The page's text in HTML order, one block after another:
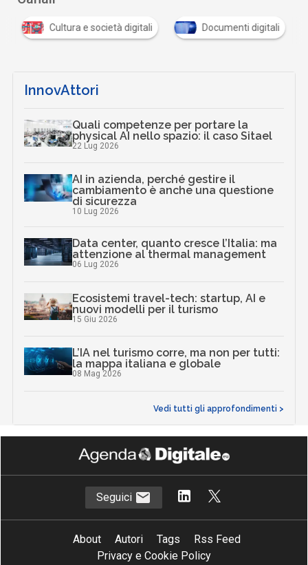
Cultura e società digitali Documenti digitali
InnovAttori
Quali competenze per portare la
physical AI nello spazio: il caso Sitael
22 Lug 2026
AI in azienda, perché gestire il
cambiamento è anche una questione
di sicurezza
10 Lug 2026
Data center, quanto cresce l’Italia: ma
attenzione al thermal management
06 Lug 2026
Ecosistemi travel-tech: startup, AI e
nuovi modelli per il turismo
15 Giu 2026
L’IA nel turismo corre, ma non per tutti:
la mappa italiana e globale
08 Mag 2026
Vedi tutti gli approfondimenti >
Seguici
About Autori Tags
Rss Feed
Privacy e Cookie Policy